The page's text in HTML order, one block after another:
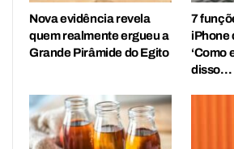
Nova evidência revela
quem realmente ergueu a
Grande Pirâmide do Egito
7
iPhone
‘Como
disso…